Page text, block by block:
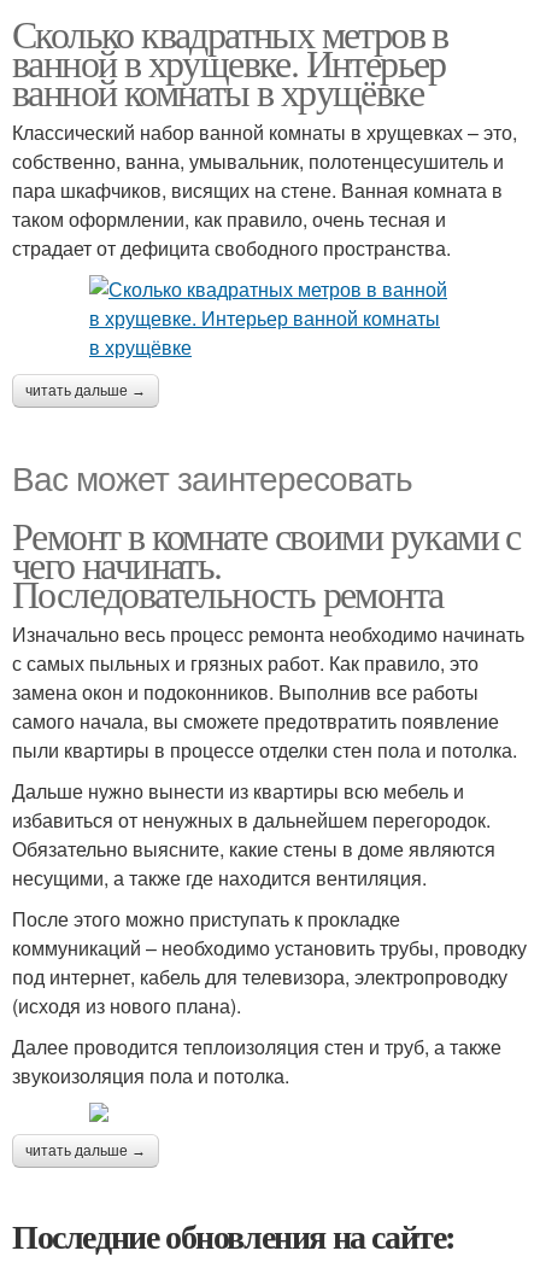
Сколько квадратных метров в
ванной в хрущевке. Интерьер
ванной комнаты в хрущёвке
Классический набор ванной комнаты в хрущевках – это,
собственно, ванна, умывальник, полотенцесушитель и
пара шкафчиков, висящих на стене. Ванная комната в
таком оформлении, как правило, очень тесная и
страдает от дефицита свободного пространства.
читать дальше →
Вас может заинтересовать
Ремонт в комнате своими руками с
чего начинать.
Последовательность ремонта
Изначально весь процесс ремонта необходимо начинать
с самых пыльных и грязных работ. Как правило, это
замена окон и подоконников. Выполнив все работы
самого начала, вы сможете предотвратить появление
пыли квартиры в процессе отделки стен пола и потолка.
Дальше нужно вынести из квартиры всю мебель и
избавиться от ненужных в дальнейшем перегородок.
Обязательно выясните, какие стены в доме являются
несущими, а также где находится вентиляция.
После этого можно приступать к прокладке
коммуникаций – необходимо установить трубы, проводку
под интернет, кабель для телевизора, электропроводку
(исходя из нового плана).
Далее проводится теплоизоляция стен и труб, а также
звукоизоляция пола и потолка.
читать дальше →
Последние обновления на сайте: